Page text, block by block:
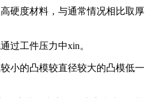
度材料，与通常情况相比取厚
工件压力中xin。
的凸模较直径较大的凸模低一